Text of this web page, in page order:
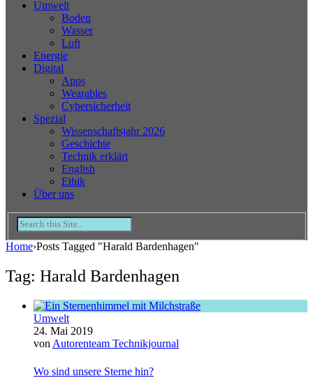
Umwelt
Boden
Wasser
Luft
Energie
Digital
Apps
Wearables
Cybersicherheit
Spezial
Wissenschaftsjahr 2026
Geschichte
Technik erklärt
English
Ethik
Über uns
Home›Posts Tagged "Harald Bardenhagen"
Tag: Harald Bardenhagen
Umwelt
24. Mai 2019
von Autorenteam Technikjournal
Wo sind unsere Sterne hin?